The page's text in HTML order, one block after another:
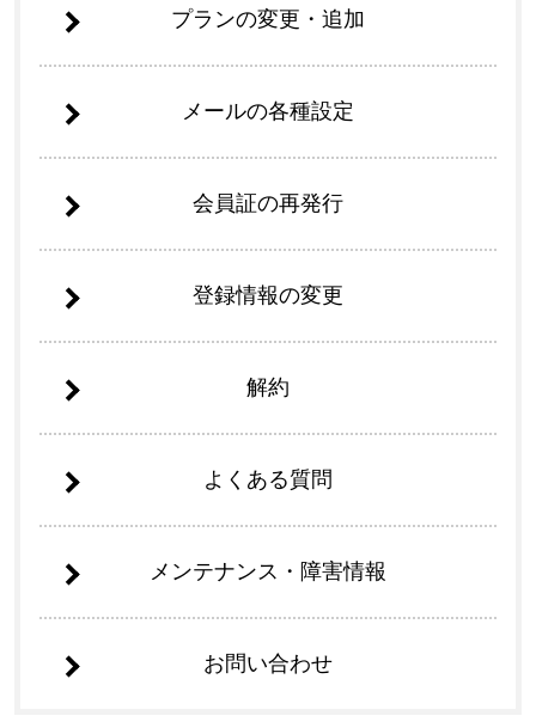
プランの変更・追加
メールの各種設定
会員証の再発行
登録情報の変更
解約
よくある質問
メンテナンス・障害情報
お問い合わせ